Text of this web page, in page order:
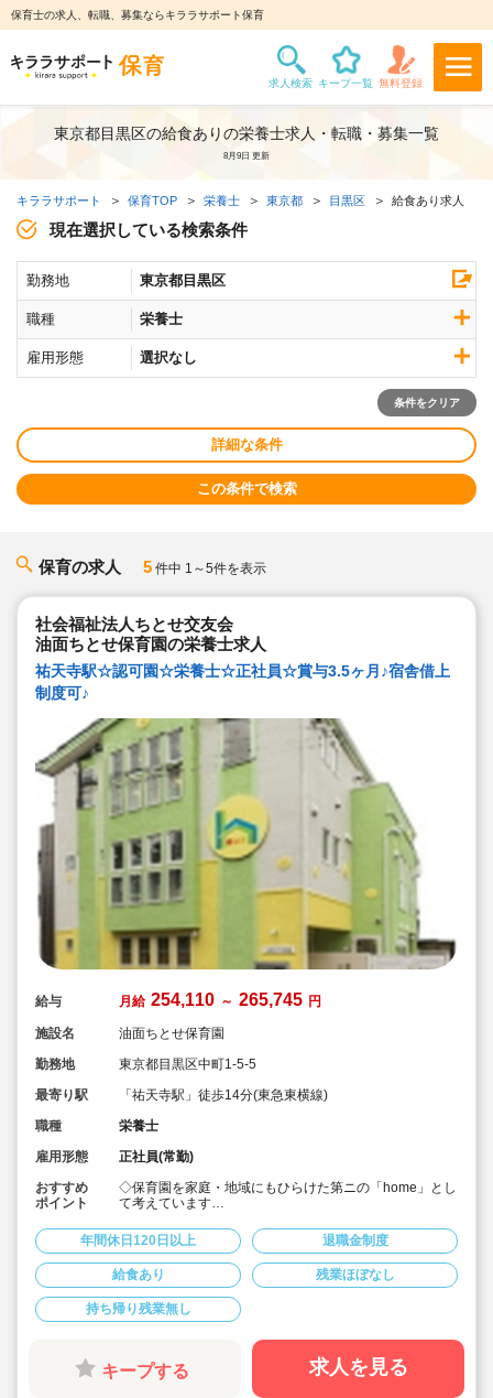
保育士の求人、転職、募集ならキララサポート保育
東京都目黒区の給食ありの栄養士求人・転職・募集一覧
8月9日 更新
キララサポート 保育TOP 栄養士 東京都 目黒区 給食あり求人
現在選択している検索条件
勤務地 東京都目黒区
職種 栄養士
雇用形態 選択なし
条件をクリア
詳細な条件
この条件で検索
保育の求人 5 件中 1～5件を表示
社会福祉法人ちとせ交友会
油面ちとせ保育園の栄養士求人
祐天寺駅☆認可園☆栄養士☆正社員☆賞与3.5ヶ月♪宿舎借上
制度可♪
給与 月給 254,110 ～ 265,745 円
施設名
油面ちとせ保育園
勤務地
東京都目黒区中町1-5-5
最寄り駅
「祐天寺駅」徒歩14分(東急東横線)
職種
栄養士
雇用形態
正社員(常勤)
おすすめ
ポイント
◇保育園を家庭・地域にもひらけた第ニの「home」とし
て考えています
◇月給25.4万円以上！賞与3.5ヶ月！年度末一時金支給あ
り♪
◇安定した大手社会福祉法人のお仕事です♪
◇持ち帰りなし。残業もほとんどありませんが、残業し
た場合は別途残業代支給あります
◇宿舎借り上げ制度利用可能です（家族同居可能）
◇退職金制度も勤続1年以上で支給されるなど安心して勤
◇積立金・退職共済など、生活を大切に過ごすことがで
きる労働環境です
◇スタッフが自然とお互いに助け合える風土の当法人。
年間休日120日以上 退職金制度
給食あり 残業ほぼなし
持ち帰り残業無し
キープする 求人を見る